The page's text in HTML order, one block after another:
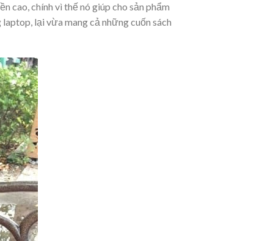
cao, chính vì thế nó giúp cho sản phẩm
lại vừa mang cả những cuốn sách